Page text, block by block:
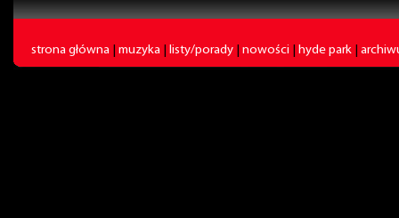
strona główna muzyka listy/porady nowości hyde park